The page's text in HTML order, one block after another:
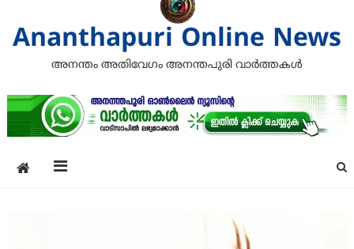
Ananthapuri Online News
അനന്തം അതിവേഗം അനന്തപുരി വാര്‍ത്തകള്‍